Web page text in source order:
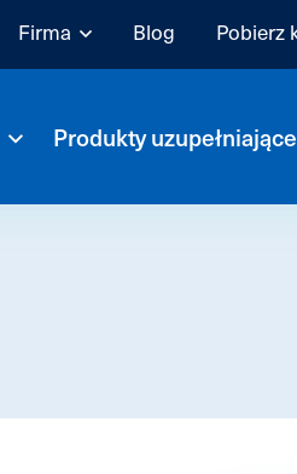
Firma Blog Pobierz
Produkty uzupełniające